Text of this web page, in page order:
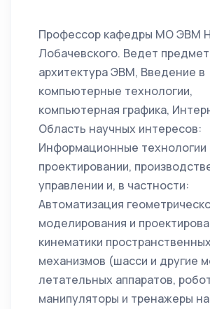
Профессор кафедры МО ЭВМ
Лобачевского. Ведет
архитектура ЭВМ, Введение в
компьютерные технологии,
компьютерная графика,
Область научных интересов:
Информационные технологии
проектировании,
управлении и, в частности:
Автоматизация
моделирования и
кинематики
механизмов (шасси и другие
летательных аппаратов,
манипуляторы и тренажеры